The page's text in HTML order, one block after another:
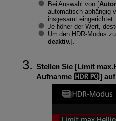
Bei Auswahl von [
automatisch abhängig
insgesamt eingerichtet.
Je höher der Wert,
Um den HDR-Modus
deaktiv.].
Stellen Sie [Limit
Aufnahme
]